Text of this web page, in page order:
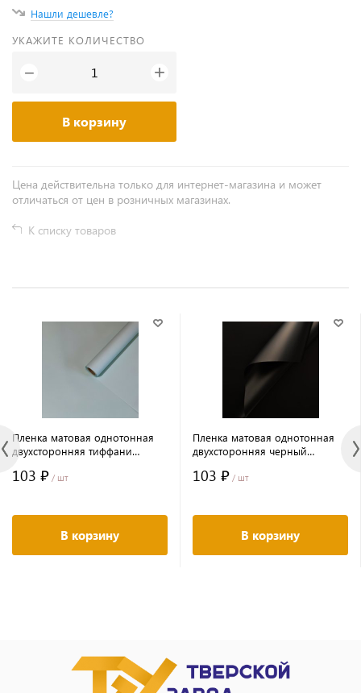
Нашли дешевле?
УКАЖИТЕ КОЛИЧЕСТВО
− +
В корзину
Цена действительна только для интернет-магазина и может
отличаться от цен в розничных магазинах.
К списку товаров
Пленка матовая однотонная
двухсторонняя тиффани
103 ₽ / шт
В корзину
Пленка матовая однотонная
двухсторонняя черный
103 ₽ / шт
В корзину